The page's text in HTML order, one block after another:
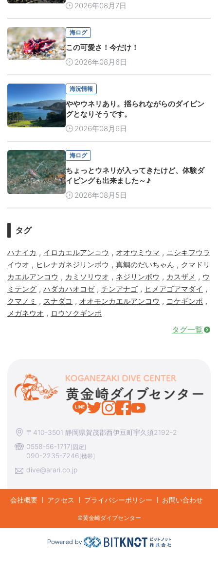
2026年08月7日
海ログ
この可愛さ！今だけ！
2026年08月6日
海況情報
ややウネリあり。揺られながらのダイビン
グとなりそうです。
2026年08月6日
海ログ
ちょっとウネリが入ってきたけど、体験ダ
イビングも出来ました～♪
2026年08月5日
タグ
ハナイカ , イロカエルアンコウ , オオウミウマ , ニシキフウラ
イウオ , ヒレナガネジリンボウ , 真鯛のだいちゃん , クマドリ
カエルアンコウ , カミソリウオ , ネジリンボウ , カスザメ , ウ
ミテング , ハダカハオコゼ, チンアナゴ , ヒメアゴアマダイ ,
クマノミ , スナダコ , オオモンカエルアンコウ , コケギンポ ,
メガネウオ , ロウソクギンポ
タグ一覧
〒410-3501 静岡県賀茂郡西伊豆町宇久須2192-2
0558-56-1717[固定]
090-2235-7246[携帯]
dive@arari.co.jp
会社概要 アクセス プライバシーポリシー お問い合わせ
©︎黄金崎ダイブセンター